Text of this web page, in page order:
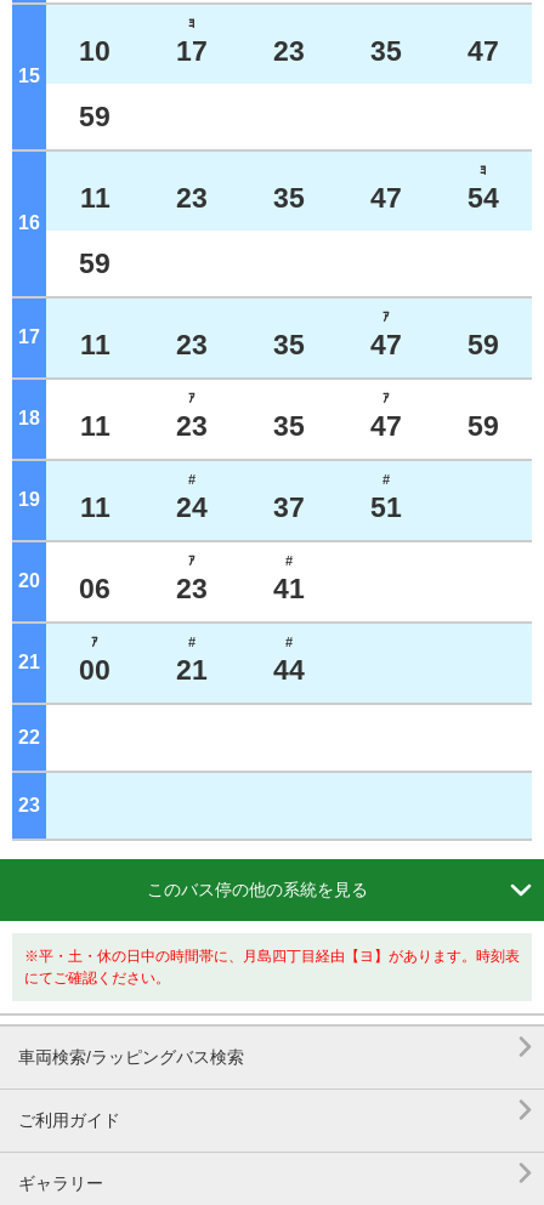
15
10
ﾖ
17 23 35 47
59
16
11 23 35 47
ﾖ
54
59
17 11 23 35
ｱ
47 59
18 11
ｱ
23 35
ｱ
47 59
19 11
#
24 37
#
51
20 06
ｱ
23
#
41
21
ｱ
00
#
21
#
44
22
23
このバス停の他の系統を見る 
※平・土・休の日中の時間帯に、月島四丁目経由【ヨ】があります。時刻表
にてご確認ください。
車両検索/ラッピングバス検索 
ご利用ガイド 
ギャラリー 